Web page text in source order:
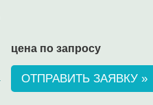
цена по запросу
ОТПРАВИТЬ ЗАЯВКУ »